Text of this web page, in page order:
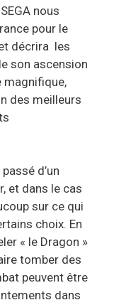
nous
pour le
décrira les
son ascension
magnifique,
des meilleurs
d’un
et dans le cas
sur ce qui
choix. En
« le Dragon »
tomber des
peuvent être
dans